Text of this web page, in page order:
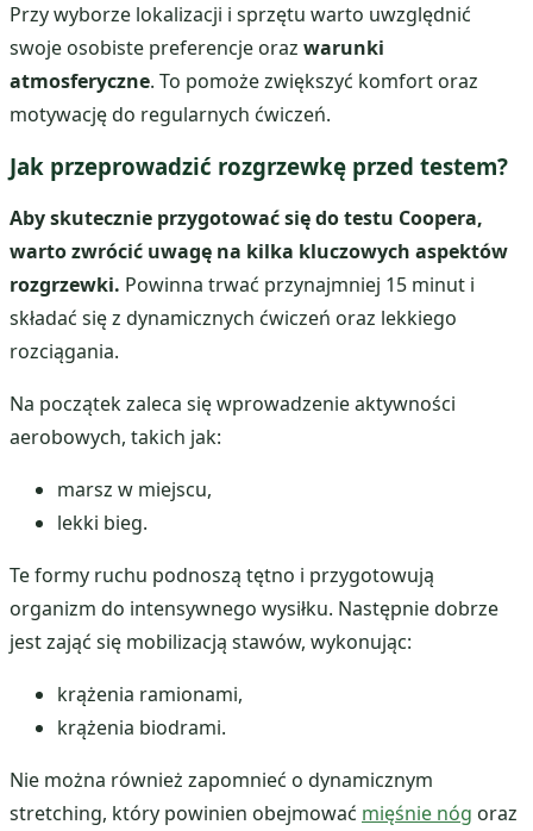
Przy wyborze lokalizacji i sprzętu warto uwzględnić
swoje osobiste preferencje oraz warunki
atmosferyczne. To pomoże zwiększyć komfort oraz
motywację do regularnych ćwiczeń.
Jak przeprowadzić rozgrzewkę przed testem?
Aby skutecznie przygotować się do testu Coopera,
warto zwrócić uwagę na kilka kluczowych aspektów
rozgrzewki. Powinna trwać przynajmniej 15 minut i
składać się z dynamicznych ćwiczeń oraz lekkiego
rozciągania.
Na początek zaleca się wprowadzenie aktywności
aerobowych, takich jak:
marsz w miejscu,
lekki bieg.
Te formy ruchu podnoszą tętno i przygotowują
organizm do intensywnego wysiłku. Następnie dobrze
jest zająć się mobilizacją stawów, wykonując:
krążenia ramionami,
krążenia biodrami.
Nie można również zapomnieć o dynamicznym
stretching, który powinien obejmować mięśnie nóg oraz